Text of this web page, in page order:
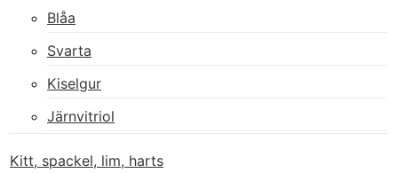
Blåa
Svarta
Kiselgur
Järnvitriol
Kitt, spackel, lim, harts